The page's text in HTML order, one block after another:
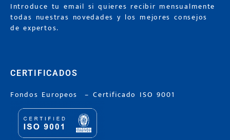
Introduce tu email si quieres recibir mensualmente
todas nuestras novedades y los mejores consejos
de expertos.
CERTIFICADOS
Fondos Europeos –Certificado ISO 9001